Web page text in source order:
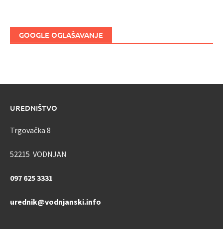
GOOGLE OGLAŠAVANJE
UREDNIŠTVO
Trgovačka 8
52215 VODNJAN
097 625 3331
urednik@vodnjanski.info